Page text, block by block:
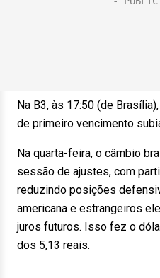
Na B3, às 17:50 (de
de primeiro vencimento
Na quarta-feira, o câmbio
sessão de ajustes, com
reduzindo posições
americana e estrangeiros
juros futuros. Isso fez o
dos 5,13 reais.